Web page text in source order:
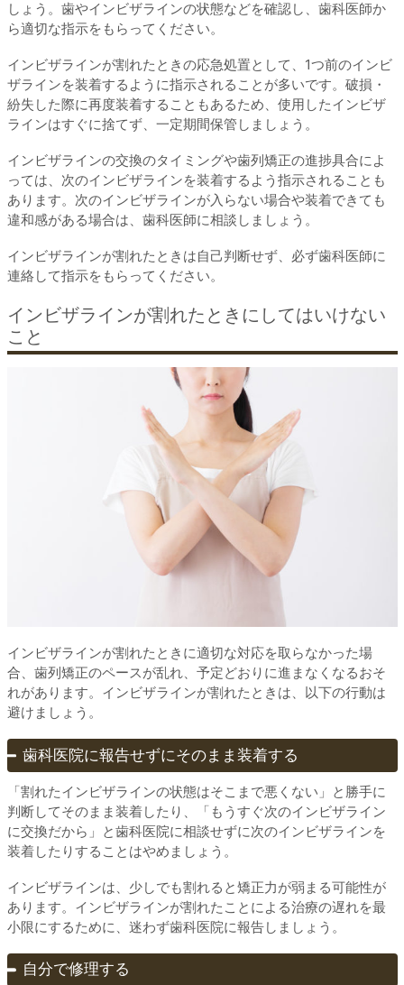
しょう。歯やインビザラインの状態などを確認し、歯科医師か
ら適切な指示をもらってください。
インビザラインが割れたときの応急処置として、1つ前のインビ
ザラインを装着するように指示されることが多いです。破損・
紛失した際に再度装着することもあるため、使用したインビザ
ラインはすぐに捨てず、一定期間保管しましょう。
インビザラインの交換のタイミングや歯列矯正の進捗具合によ
っては、次のインビザラインを装着するよう指示されることも
あります。次のインビザラインが入らない場合や装着できても
違和感がある場合は、歯科医師に相談しましょう。
インビザラインが割れたときは自己判断せず、必ず歯科医師に
連絡して指示をもらってください。
インビザラインが割れたときにしてはいけない
こと
インビザラインが割れたときに適切な対応を取らなかった場
合、歯列矯正のペースが乱れ、予定どおりに進まなくなるおそ
れがあります。インビザラインが割れたときは、以下の行動は
避けましょう。
歯科医院に報告せずにそのまま装着する
「割れたインビザラインの状態はそこまで悪くない」と勝手に
判断してそのまま装着したり、「もうすぐ次のインビザライン
に交換だから」と歯科医院に相談せずに次のインビザラインを
装着したりすることはやめましょう。
インビザラインは、少しでも割れると矯正力が弱まる可能性が
あります。インビザラインが割れたことによる治療の遅れを最
小限にするために、迷わず歯科医院に報告しましょう。
自分で修理する